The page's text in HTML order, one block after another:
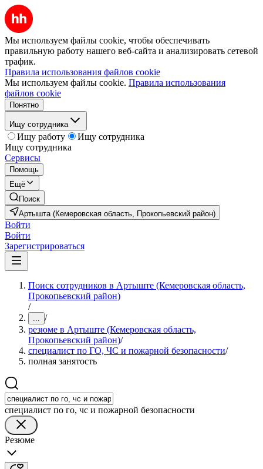
Мы используем файлы cookie, чтобы обеспечивать
правильную работу нашего веб-сайта и анализировать сетевой
трафик.
Правила использования файлов cookie
Мы используем файлы cookie. Правила использования
файлов cookie
Понятно
Ищу сотрудника
Ищу работу
Ищу сотрудника
Ищу сотрудника
Сервисы
Помощь
Ещё
Поиск
Артышта (Кемеровская область, Прокопьевский район)
Войти
Войти
Зарегистрироваться
Поиск сотрудников в Артыште (Кемеровская область,
Прокопьевский район)
/
... /
резюме в Артыште (Кемеровская область,
Прокопьевский район)/
специалист по ГО, ЧС и пожарной безопасности/
полная занятость
специалист по го, чс и пожарной безопасности
Резюме